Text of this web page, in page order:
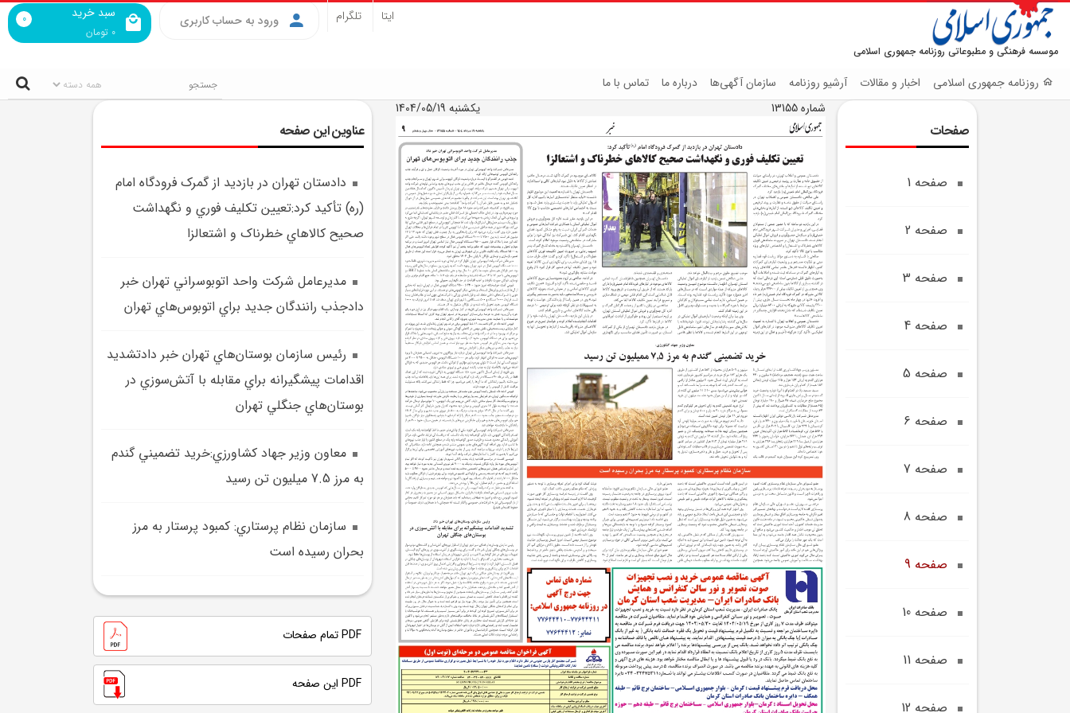
موسسه فرهنگی و مطبوعاتی روزنامه جمهوری اسلامی
سبد خرید
0 تومان
0 ورود به حساب کاربری ایتا تلگرام
روزنامه جمهوری اسلامی اخبار و مقالات آرشیو روزنامه سازمان آگهی‌ها درباره ما تماس با ما
صفحات
صفحه 1
صفحه 2
صفحه 3
صفحه 4
صفحه 5
صفحه 6
صفحه 7
صفحه 8
صفحه 9
صفحه 10
صفحه 11
صفحه 12
شماره 13155 یکشنبه 1404/05/19
عناوین این صفحه
دادستان تهران در بازديد از گمرک فرودگاه امام
(ره) تأکيد کرد:تعيين تکليف فوري و نگهداشت
صحيح کالا‌هاي خطرناک و اشتعالزا
مديرعامل شرکت واحد اتوبوسراني تهران خبر
دادجذب رانندگان جديد براي اتوبوس‌هاي تهران
رئيس سازمان بوستان‌هاي تهران خبر دادتشديد
اقدامات پيشگيرانه براي مقابله با آتش‌سوزي در
بوستان‌هاي جنگلي تهران
معاون وزير جهاد کشاورزي:خريد تضميني گندم
به مرز 7.5 ميليون تن رسيد
سازمان نظام پرستاري: کمبود پرستار به مرز
بحران رسيده است
PDF تمام صفحات
PDF این صفحه